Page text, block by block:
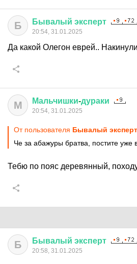
Б Бывалый эксперт
20:54, 31.01.2025
Да какой Олегон еврей..
М Мальчишки-дураки
20:54, 31.01.2025
От пользователя Бывалый эксперт
Че за абажуры братва, постите уже
Тебю по пояс деревянный,
Б Бывалый эксперт
20:58, 31.01.2025